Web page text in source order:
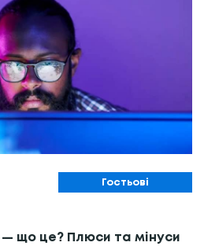
Гостьові
— що це? Плюси та мінуси